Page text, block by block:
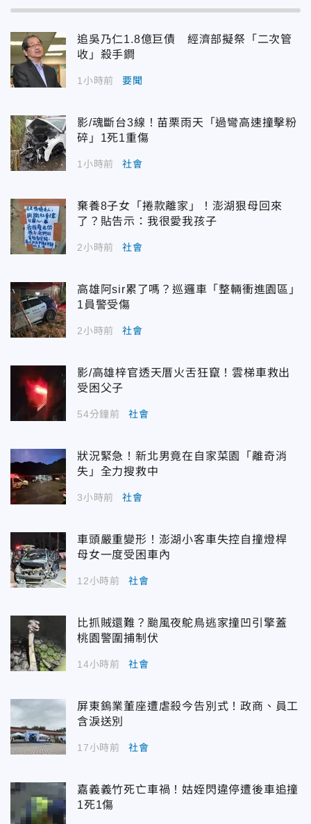
追吳乃仁1.8億巨債 經濟部擬祭「二次管
收」殺手鐧
1小時前 要聞
影/魂斷台3線！苗栗雨天「過彎高速撞擊粉
碎」1死1重傷
1小時前 社會
棄養8子女「捲款離家」！澎湖狠母回來
了？貼告示：我很愛我孩子
2小時前 社會
高雄阿sir累了嗎？巡邏車「整輛衝進園區」
1員警受傷
2小時前 社會
影/高雄梓官透天厝火舌狂竄！雲梯車救出
受困父子
54分鐘前 社會
狀況緊急！新北男竟在自家菜園「離奇消
失」全力搜救中
3小時前 社會
車頭嚴重變形！澎湖小客車失控自撞燈桿
母女一度受困車內
12小時前 社會
比抓賊還難？颱風夜鴕鳥逃家撞凹引擎蓋
桃園警圍捕制伏
14小時前 社會
屏東鎢業董座遭虐殺今告別式！政商、員工
含淚送別
17小時前 社會
嘉義義竹死亡車禍！姑姪閃違停遭後車追撞
1死1傷